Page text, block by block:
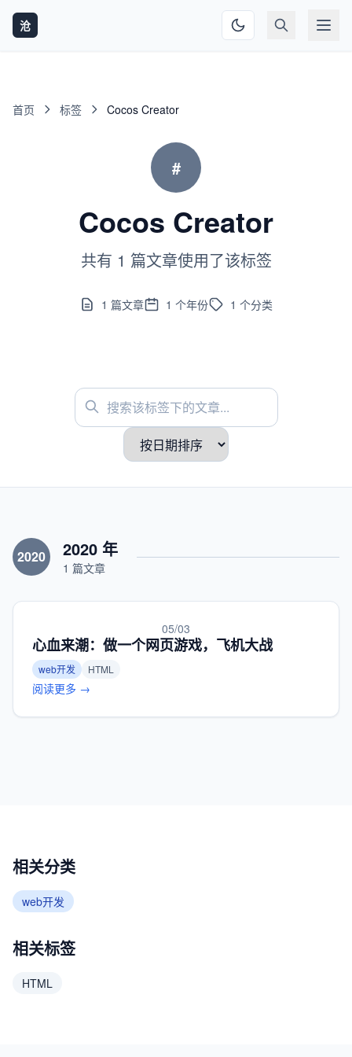
沧
首页 标签 Cocos Creator
#
Cocos Creator
共有 1 篇文章使用了该标签
1 篇文章 1 个年份 1 个分类
2020 2020 年
1 篇文章
05/03
心血来潮：做一个网页游戏，飞机大战
web开发 HTML
阅读更多 →
相关分类
web开发
相关标签
HTML